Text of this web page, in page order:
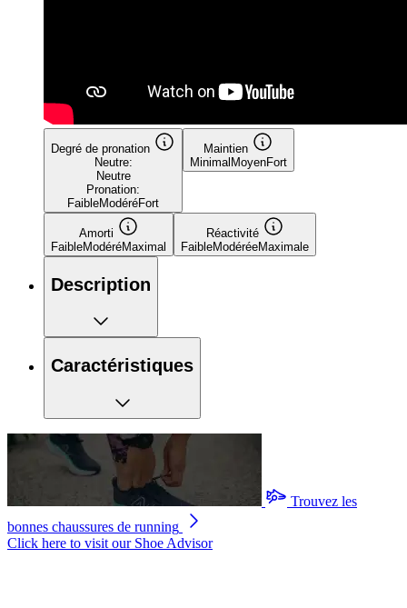
Degré de pronation
Neutre:
Neutre
Pronation:
FaibleModéréFort
Maintien
Minimal MoyenFort
Amorti
FaibleModéréMaximal
Réactivité
FaibleModéréeMaximale
Description
Caractéristiques
Trouvez les
bonnes chaussures de running
Click here to visit our Shoe Advisor